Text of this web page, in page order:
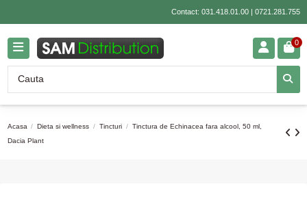
Contact: 031.418.01.00| 0721.281.755
0
Acasa Dieta si wellness Tincturi
Tinctura de Echinacea fara alcool, 50 ml,
Dacia Plant